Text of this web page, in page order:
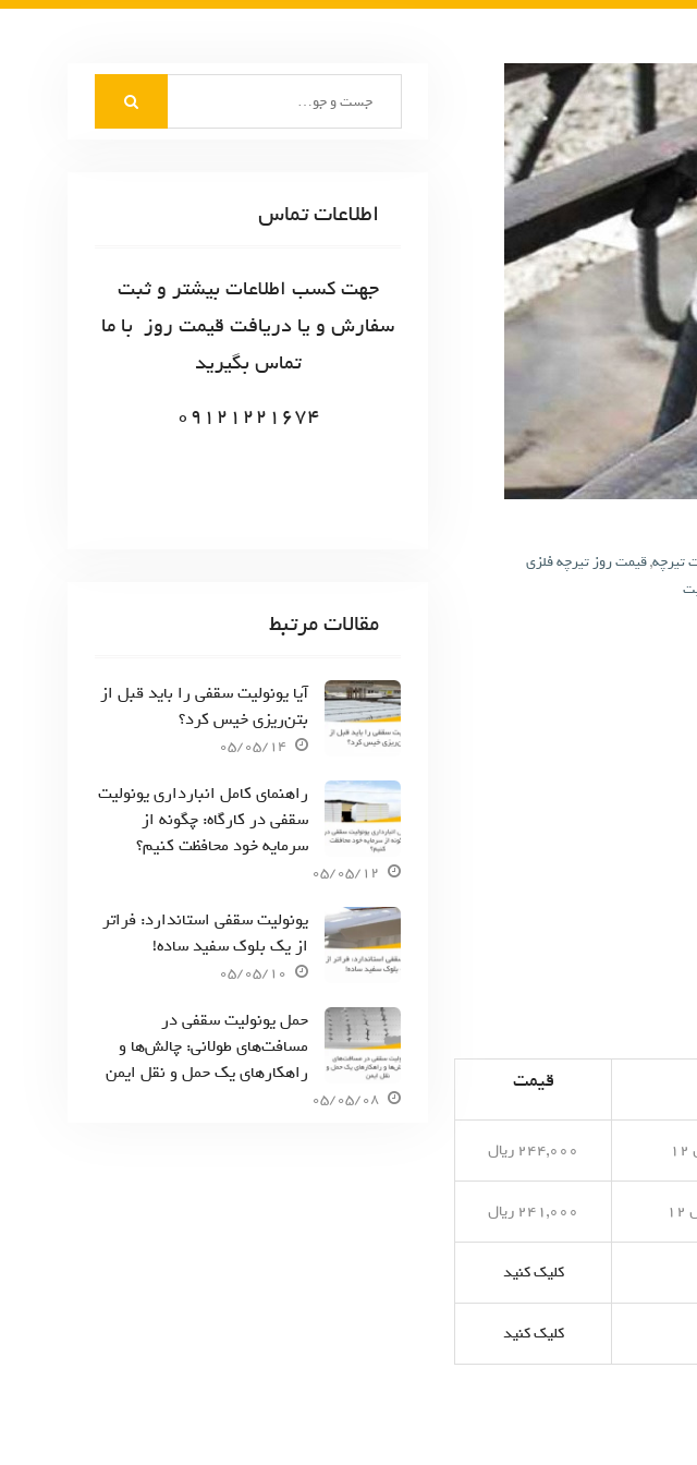
تیرچه,قیمت روز تیرچه فلزی
قیمت
۲۴۴,۰۰۰ ریال
۲۴۱,۰۰۰ ریال
کلیک کنید
کلیک کنید
اطلاعات تماس
جهت کسب اطلاعات بیشتر و ثبت
سفارش و یا دریافت قیمت روز با ما
تماس بگیرید
09121221674
مقالات مرتبط
آیا یونولیت سقفی را باید قبل از
بتن‌ریزی خیس کرد؟
05/05/14
راهنمای کامل انبارداری یونولیت
سقفی در کارگاه: چگونه از
سرمایه خود محافظت کنیم؟
05/05/12
یونولیت سقفی استاندارد: فراتر
از یک بلوک سفید ساده!
05/05/10
حمل یونولیت سقفی در
مسافت‌های طولانی: چالش‌ها و
راهکارهای یک حمل و نقل ایمن
05/05/08